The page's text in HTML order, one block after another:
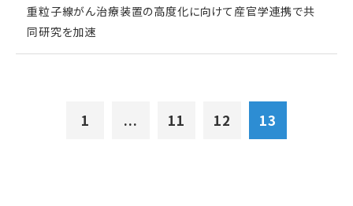
重粒子線がん治療装置の高度化に向けて産官学連携で共
同研究を加速
1 ... 11 12 13